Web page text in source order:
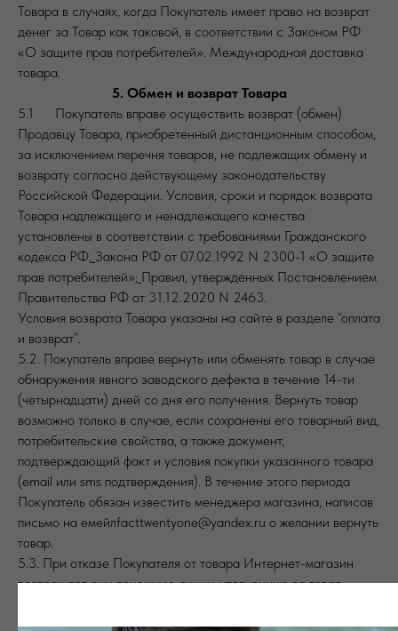
Товара в случаях, когда Покупатель имеет право на возврат
денег за Товар как таковой, в соответствии с Законом РФ
«О защите прав потребителей». Международная доставка
товара.
5. Обмен и возврат Товара
5.1
Покупатель вправе осуществить возврат (обмен)
Продавцу Товара, приобретенный дистанционным способом,
за исключением перечня товаров, не подлежащих обмену и
возврату согласно действующему законодательству
Российской Федерации. Условия, сроки и порядок возврата
Товара надлежащего и ненадлежащего качества
установлены в соответствии с требованиями Гражданского
кодекса РФ, Закона РФ от 07.02.1992 N 2300-1 «О защите
прав потребителей»; Правил, утвержденных Постановлением
Правительства РФ от 31.12.2020 N 2463.
Условия возврата Товара указаны на сайте в разделе “оплата
и возврат”.
5.2. Покупатель вправе вернуть или обменять товар в случае
обнаружения явного заводского дефекта в течение 14-ти
(четырнадцати) дней со дня его получения. Вернуть товар
возможно только в случае, если сохранены его товарный вид,
потребительские свойства, а также документ,
подтверждающий факт и условия покупки указанного товара
(email или sms подтверждения). В течение этого периода
Покупатель обязан известить менеджера магазина, написав
письмо на емейлfacttwentyone@yandex.ru о желании вернуть
товар.
5.3. При отказе Покупателя от товара Интернет-магазин
возвращает ему денежную сумму, уплаченную за товар,
доставкой товара Покупателю и вывозом товара от